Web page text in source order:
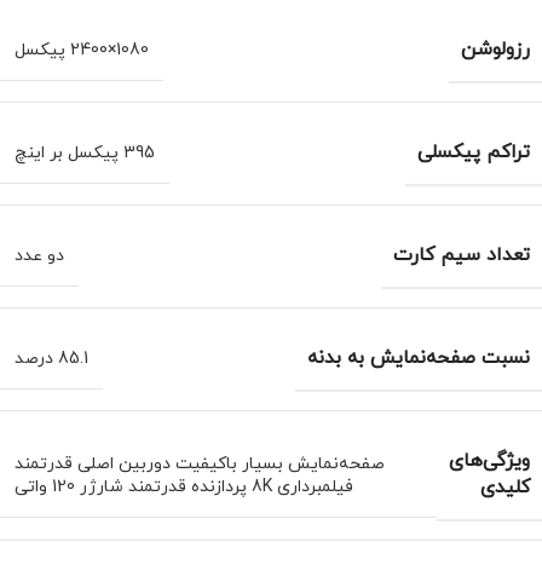
رزولوشن 1080×2400 پیکسل
تراکم پیکسلی 395 پیکسل بر اینچ
تعداد سیم کارت دو عدد
نسبت صفحه‌نمایش به بدنه 85.1 درصد
ویژگی‌های
کلیدی
صفحه‌نمایش بسیار با‌کیفیت دوربین اصلی قدرتمند
فیلمبرداری 8K پردازنده قدرتمند شارژر 120 واتی